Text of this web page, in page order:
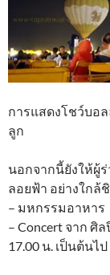
การแสดงโชว์บอล
ลูก
นอกจากนี้ยังให้ผู้
ลอยฟ้า อย่างใกล้
– มหกรรมอาหาร
– Concert จาก ศิ
17.00 น. เป็นต้นไป